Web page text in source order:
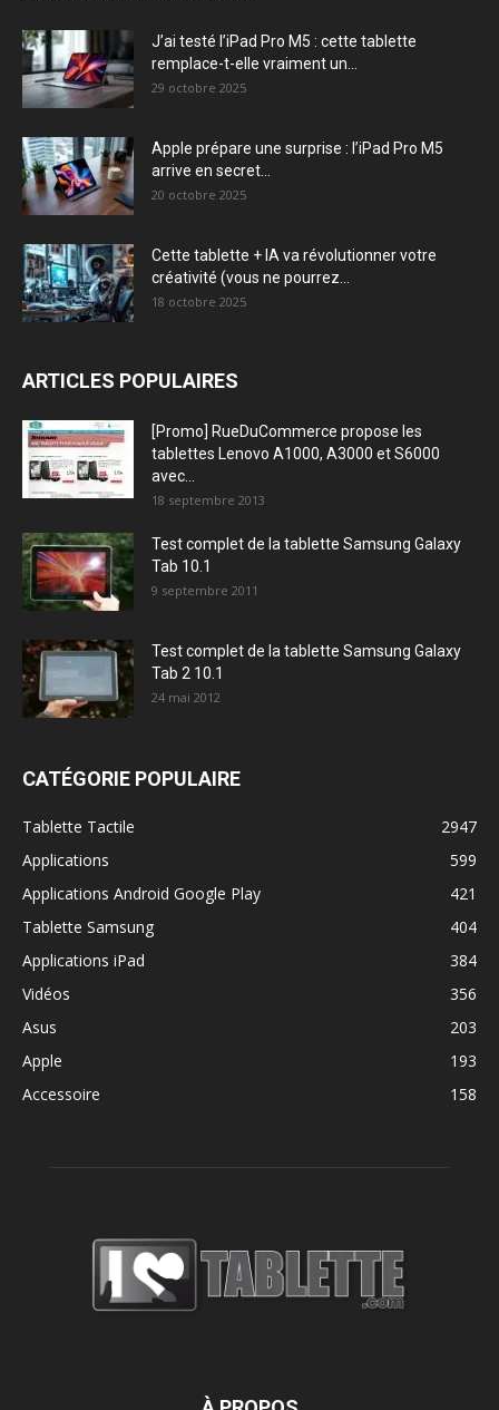
J’ai testé l’iPad Pro M5 : cette tablette
remplace-t-elle vraiment un...
29 octobre 2025
Apple prépare une surprise : l’iPad Pro M5
arrive en secret...
20 octobre 2025
Cette tablette + IA va révolutionner votre
créativité (vous ne pourrez...
18 octobre 2025
ARTICLES POPULAIRES
[Promo] RueDuCommerce propose les
tablettes Lenovo A1000, A3000 et S6000
avec...
18 septembre 2013
Test complet de la tablette Samsung Galaxy
Tab 10.1
9 septembre 2011
Test complet de la tablette Samsung Galaxy
Tab 2 10.1
24 mai 2012
CATÉGORIE POPULAIRE
Tablette Tactile
2947
Applications
599
Applications Android Google Play
421
Tablette Samsung
404
Applications iPad
384
Vidéos
356
Asus
203
Apple
193
Accessoire
158